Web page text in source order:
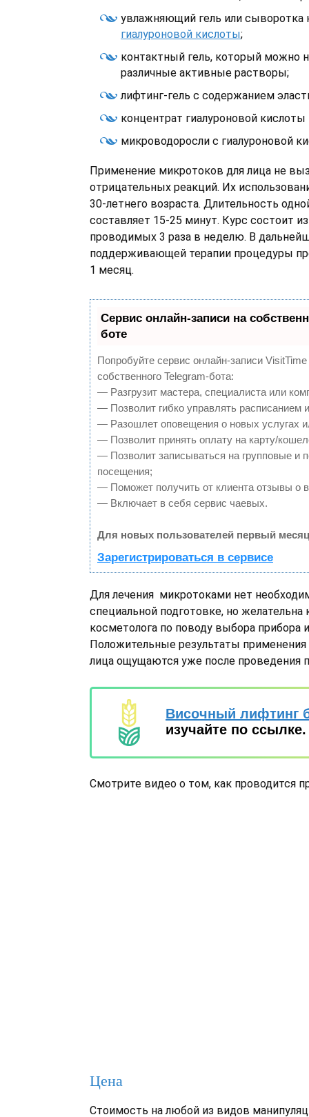
увлажняющий гель или сыворотка
гиалуроновой кислоты;
контактный гель, который можно
различные активные растворы;
лифтинг-гель с содержанием
концентрат гиалуроновой кислоты
микроводоросли с гиалуроновой
Применение микротоков для лица не
отрицательных реакций. Их
30-летнего возраста. Длительность
составляет 15-25 минут. Курс состоит
проводимых 3 раза в неделю. В
поддерживающей терапии процедуры
1 месяц.
Сервис онлайн-записи на
боте
Попробуйте сервис онлайн-записи
собственного Telegram-бота:
— Разгрузит мастера, специалиста или
— Позволит гибко управлять расписанием и
— Разошлет оповещения о новых услугах
— Позволит принять оплату на карту/
— Позволит записываться на групповые и
посещения;
— Поможет получить от клиента отзывы о
— Включает в себя сервис чаевых.
Для новых пользователей первый
Зарегистрироваться в сервисе
Для лечения микротоками нет
специальной подготовке, но желательна
косметолога по поводу выбора прибора
Положительные результаты
лица ощущаются уже после проведения
Височный лифтинг
изучайте по ссылке.
Смотрите видео о том, как проводится
Цена
Стоимость на любой из видов